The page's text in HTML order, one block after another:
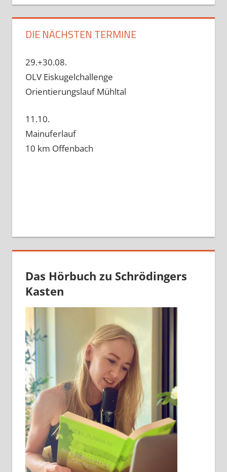
DIE NÄCHSTEN TERMINE
29.+30.08.
OLV Eiskugelchallenge
Orientierungslauf Mühltal
11.10.
Mainuferlauf
10 km Offenbach
Das Hörbuch zu Schrödingers
Kasten